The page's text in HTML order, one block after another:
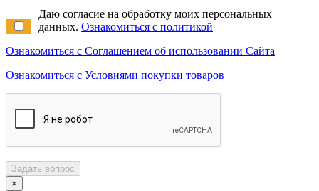
Даю согласие на обработку моих персональных
данных. Ознакомиться с политикой
Ознакомиться с Соглашением об использовании Сайта
Ознакомиться с Условиями покупки товаров
Задать вопрос
×